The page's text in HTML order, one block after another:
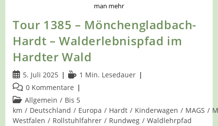
man mehr
Tour 1385 – Mönchengladbach-
Hardt – Walderlebnispfad im
Hardter Wald
Beitrag
veröffentlicht:
5. Juli 2025 Lesedauer:
1 Min. Lesedauer
Beitrags-
Kommentare:
0 Kommentare
Beitrags-
Kategorie:
Allgemein / Bis 5
km / Deutschland / Europa / Hardt / Kinderwagen / MAGS /
Westfalen / Rollstuhlfahrer / Rundweg / Waldlehrpfad